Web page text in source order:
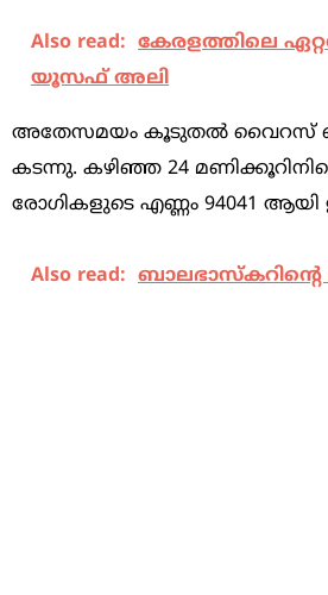
Also read: കേരളത്തിലെ
യൂസഫ് അലി
അതേസമയം കൂടുതൽ വൈറസ്
കടന്നു. കഴിഞ്ഞ 24
രോഗികളുടെ എണ്ണം 94041 ആയി
Also read: